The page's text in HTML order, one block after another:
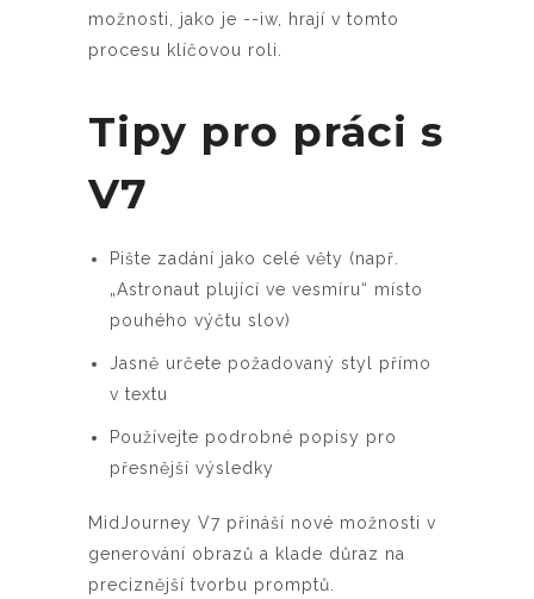
možnosti, jako je --iw, hrají v tomto
procesu klíčovou roli.
Tipy pro práci s
V7
Pište zadání jako celé věty (např.
„Astronaut plující ve vesmíru“ místo
pouhého výčtu slov)
Jasně určete požadovaný styl přímo
v textu
Používejte podrobné popisy pro
přesnější výsledky
MidJourney V7 přináší nové možnosti v
generování obrazů a klade důraz na
preciznější tvorbu promptů.